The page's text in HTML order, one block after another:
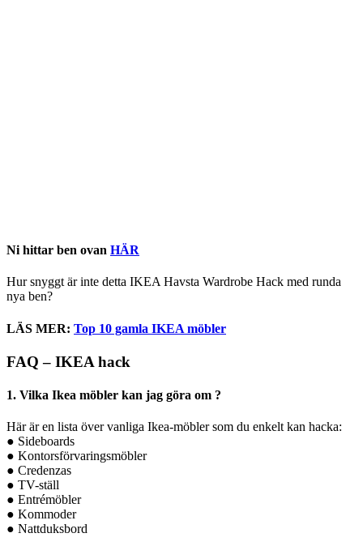
Ni hittar ben ovan HÄR
Hur snyggt är inte detta IKEA Havsta Wardrobe Hack med runda
nya ben?
LÄS MER: Top 10 gamla IKEA möbler
FAQ – IKEA hack
1. Vilka Ikea möbler kan jag göra om ?
Här är en lista över vanliga Ikea-möbler som du enkelt kan hacka:
● Sideboards
● Kontorsförvaringsmöbler
● Credenzas
● TV-ställ
● Entrémöbler
● Kommoder
● Nattduksbord